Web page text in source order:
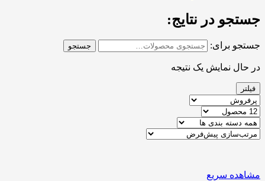
جستجو در نتایج:
جستجو برای: جستجو
در حال نمایش یک نتیجه
فیلتر
مشاهده سریع